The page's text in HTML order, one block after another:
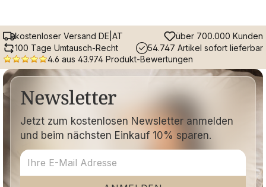
kostenloser Versand DE|AT
über 700.000 Kunden
100 Tage Umtausch-Recht
54.747 Artikel sofort lieferbar
4.6 aus 43.974 Produkt-Bewertungen
Newsletter
Jetzt zum kostenlosen Newsletter anmelden
und beim nächsten Einkauf 10% sparen.